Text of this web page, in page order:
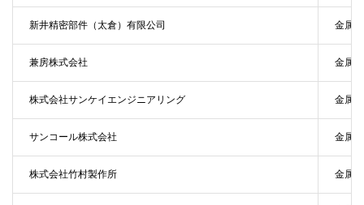
新井精密部件（太倉）有限公司 金属
兼房株式会社 金属
株式会社サンケイエンジニアリング 金属
サンコール株式会社 金属
株式会社竹村製作所 金属